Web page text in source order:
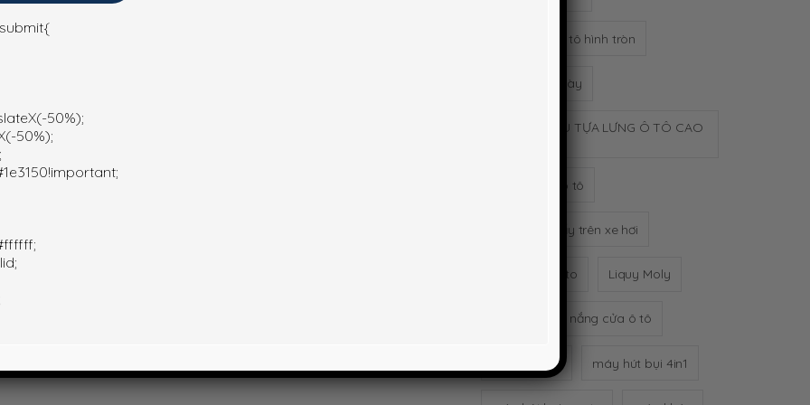
gương cầu ô tô hình tròn
Gậy bóng chày
GỐI TỰA ĐẦU TỰA LƯNG Ô TÔ CAO
gối tựa đầu ô tô
Hộp khăn giấy trên xe hơi
khử mùi xe oto Liquy Moly
Màn xếp chê nắng cửa ô tô
máy hút bụi máy hút bụi 4in1
50%);
50%);